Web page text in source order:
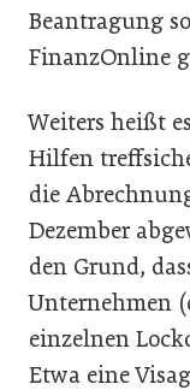
Beantragung
FinanzOnline
Weiters heißt
Hilfen
die
Dezember
den Grund,
Unternehmen
einzelnen
Etwa eine